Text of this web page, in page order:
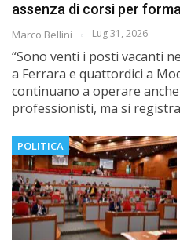
assenza di corsi per
Marco Bellini Lug 31, 2026
“Sono venti i posti vacanti
a Ferrara e quattordici a
continuano a operare
professionisti, ma si
POLITICA